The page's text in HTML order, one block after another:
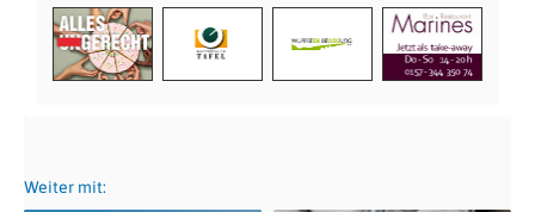
Weiter mit: